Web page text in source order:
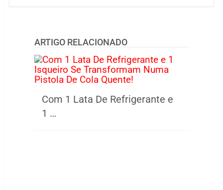
ARTIGO RELACIONADO
Com 1 Lata De Refrigerante e
1 …